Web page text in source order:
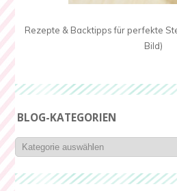
Rezepte & Backtipps für perfekte
Bild)
BLOG-KATEGORIEN
Blog-
Kategorien